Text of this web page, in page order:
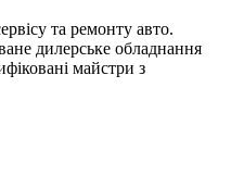
та ремонту авто.
дилерське обладнання
майстри з